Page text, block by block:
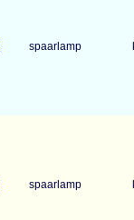
spaarlamp
spaarlamp